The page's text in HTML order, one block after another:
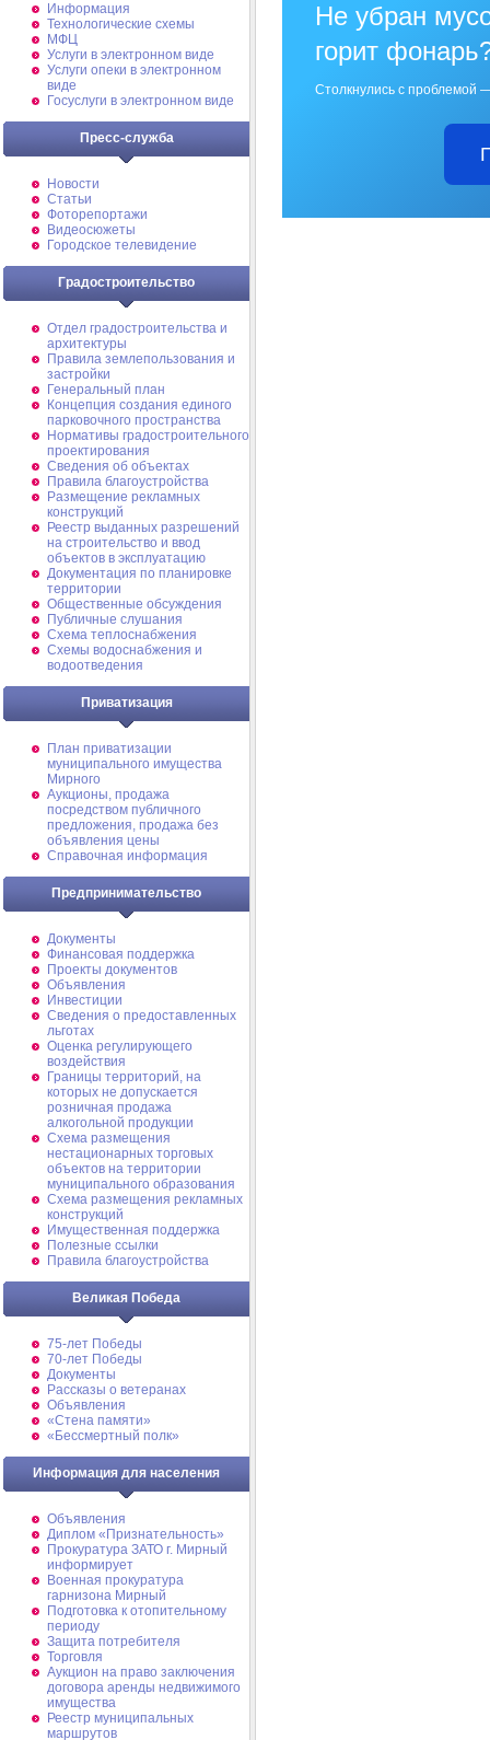
Информация
Технологические схемы
МФЦ
Услуги в электронном виде
Услуги опеки в электронном
виде
Госуслуги в электронном виде
Пресс-служба
Новости
Статьи
Фоторепортажи
Видеосюжеты
Городское телевидение
Градостроительство
Отдел градостроительства и
архитектуры
Правила землепользования и
застройки
Генеральный план
Концепция создания единого
парковочного пространства
Нормативы градостроительного
проектирования
Сведения об объектах
Правила благоустройства
Размещение рекламных
конструкций
Реестр выданных разрешений
на строительство и ввод
объектов в эксплуатацию
Документация по планировке
территории
Общественные обсуждения
Публичные слушания
Схема теплоснабжения
Схемы водоснабжения и
водоотведения
Приватизация
План приватизации
муниципального имущества
Мирного
Аукционы, продажа
посредством публичного
предложения, продажа без
объявления цены
Справочная информация
Предпринимательство
Документы
Финансовая поддержка
Проекты документов
Объявления
Инвестиции
Сведения о предоставленных
льготах
Оценка регулирующего
воздействия
Границы территорий, на
которых не допускается
розничная продажа
алкогольной продукции
Схема размещения
нестационарных торговых
объектов на территории
муниципального образования
Схема размещения рекламных
конструкций
Имущественная поддержка
Полезные ссылки
Правила благоустройства
Великая Победа
75-лет Победы
70-лет Победы
Документы
Рассказы о ветеранах
Объявления
«Стена памяти»
«Бессмертный полк»
Информация для населения
Объявления
Диплом «Признательность»
Прокуратура ЗАТО г. Мирный
информирует
Военная прокуратура
гарнизона Мирный
Подготовка к отопительному
периоду
Защита потребителя
Торговля
Аукцион на право заключения
договора аренды недвижимого
имущества
Реестр муниципальных
маршрутов
Не убран
горит
Столкнулись с проблемой